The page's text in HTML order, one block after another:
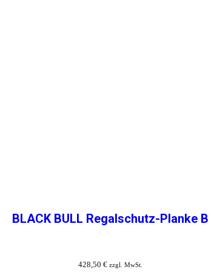
BLACK BULL Regalschutz-Planke B
428,50 € zzgl. MwSt.